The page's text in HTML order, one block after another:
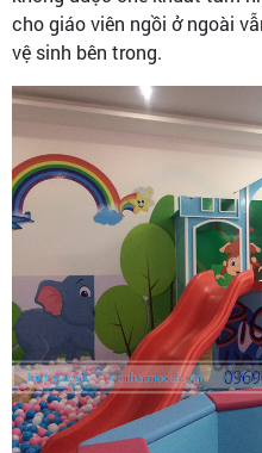
cho giáo viên ngồi ở ngoài
vệ sinh bên trong.